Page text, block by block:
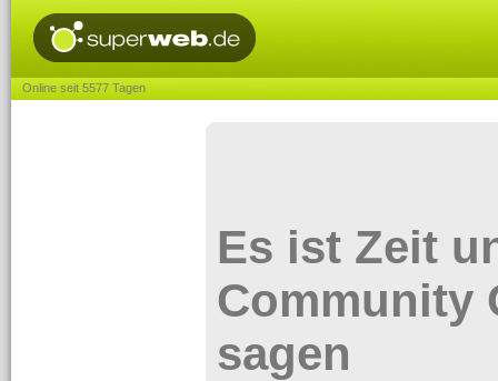
Online seit 5577 Tagen
Es ist Zeit
Community
sagen